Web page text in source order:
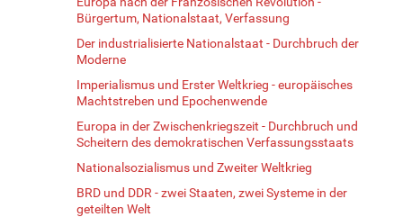
Bürgertum, Nationalstaat, Verfassung
Der industrialisierte Nationalstaat - Durchbruch der
Moderne
Imperialismus und Erster Weltkrieg - europäisches
Machtstreben und Epochenwende
Europa in der Zwischenkriegszeit - Durchbruch und
Scheitern des demokratischen Verfassungsstaats
Nationalsozialismus und Zweiter Weltkrieg
BRD und DDR - zwei Staaten, zwei Systeme in der
geteilten Welt